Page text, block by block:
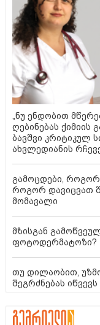
„ნუ ენდობით
ღებინებას ქიმიის
ბავშვი კრიტიკულ
ახვლედიანის
გამოცდები,
როგორ დავიცვათ
მომავალი
მზისგან
ფოტოდერმატოზი?
თუ დილაობით,
შეგრძნებას